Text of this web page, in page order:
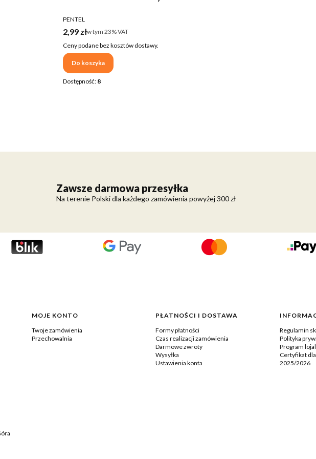
PRODUCENT
PENTEL
Cena brutto
2,99 złw tym %s VAT
w tym 23%VAT
Ceny podane bez kosztów dostawy.
Do koszyka
Dostępność: 8
Zawsze darmowa przesyłka
Na terenie Polski dla każdego zamówienia powyżej 300 zł
MOJE KONTO
Twoje zamówienia
Przechowalnia
PŁATNOŚCI I DOSTAWA
Formy płatności
Czas realizacji zamówienia
Darmowe zwroty
Wysyłka
Ustawienia konta
Regulamin
Polityka
Program
Certyfikat
2025/2026